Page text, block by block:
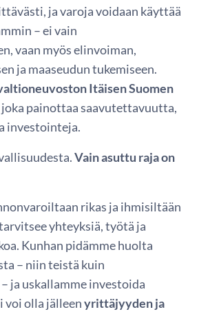
ja varoja voidaan käyttää
– ei vain
vaan myös elinvoiman,
ja maaseudun tukemiseen.
Itäisen Suomen
joka painottaa saavutettavuutta,
investointeja.
Vain asuttu raja on
rikas ja ihmisiltään
yhteyksiä, työtä ja
Kunhan pidämme huolta
– niin teistä kuin
ja uskallamme investoida
voi olla jälleenyrittäjyyden ja